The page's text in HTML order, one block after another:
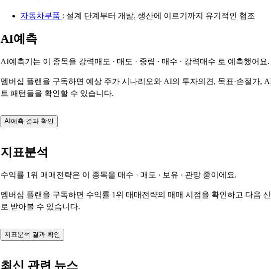
자동차부품 : 설계 단계부터 개발, 생산에 이르기까지 유기적인 협조
AI예측
AI예측기는 이 종목을 강력매도 · 매도 · 중립 · 매수 · 강력매수 로 예측했어요.
멤버십 플랜을 구독하면 예상 주가 시나리오와 AI의 투자의견, 목표·손절가,
트 패턴들을 확인할 수 있습니다.
AI예측 결과 확인
지표분석
수익률 1위 매매전략은 이 종목을 매수 · 매도 · 보유 · 관망 중이에요.
멤버십 플랜을 구독하면 수익률 1위 매매전략의 매매 시점을 확인하고 다음
로 받아볼 수 있습니다.
지표분석 결과 확인
최신 관련 뉴스